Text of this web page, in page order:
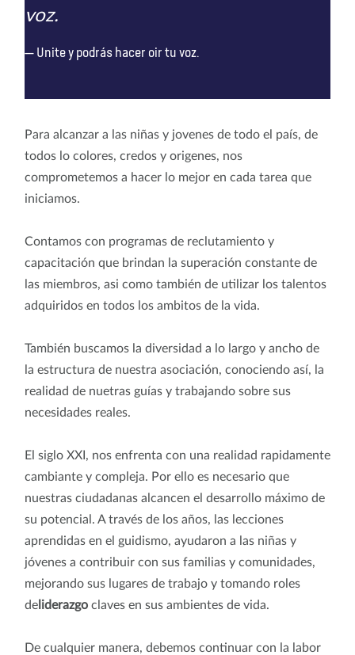
voz.
Unite y podrás hacer oir tu voz.
Para alcanzar a las niñas y jovenes de todo el país, de
todos lo colores, credos y origenes, nos
comprometemos a hacer lo mejor en cada tarea que
iniciamos.
Contamos con programas de reclutamiento y
capacitación que brindan la superación constante de
las miembros, asi como también de utilizar los talentos
adquiridos en todos los ambitos de la vida.
También buscamos la diversidad a lo largo y ancho de
la estructura de nuestra asociación, conociendo así, la
realidad de nuetras guías y trabajando sobre sus
necesidades reales.
El siglo XXI, nos enfrenta con una realidad rapidamente
cambiante y compleja. Por ello es necesario que
nuestras ciudadanas alcancen el desarrollo máximo de
su potencial. A través de los años, las lecciones
aprendidas en el guidismo, ayudaron a las niñas y
jóvenes a contribuir con sus familias y comunidades,
mejorando sus lugares de trabajo y tomando roles
de liderazgo claves en sus ambientes de vida.
De cualquier manera, debemos continuar con la labor